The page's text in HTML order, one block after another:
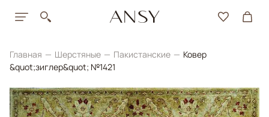
Главная Шерстяные Пакистанские
Ковер
&quot;зиглер&quot; №1421